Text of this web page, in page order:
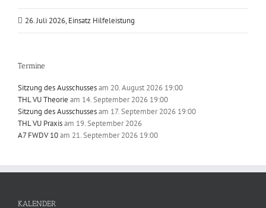
26. Juli 2026, Einsatz Hilfeleistung
Termine
Sitzung des Ausschussesam 20. August 2026 19:00
THL VU Theorie am 14. September 2026 19:00
Sitzung des Ausschussesam 17. September 2026 19:00
THL VU Praxisam 19. September 2026
A7 FWDV 10am 21. September 2026 19:00
KALENDER